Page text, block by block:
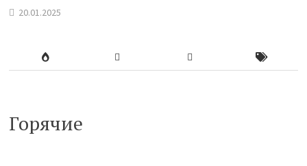
20.01.2025
Горячие